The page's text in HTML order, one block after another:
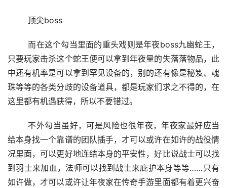
	顶尖boss
只要玩家击杀这个蛇王便可以拿到年夜量的失落落物品，此
中还有机率是可以拿到罕见设备的，别的还有像是秘笈、魂
珠等等的各类分歧的设备道具，都是玩家们求之不得的，在
这里都有机遇获得，所以不要错过。
给本身找一个靠谱的团队插手，才可以或许在如许的战役情
况里面，可以更好地连结本身的平安性，好比说战士可以找
到羽士来加血，法师可以找到战士来庇护本身等等……只有
如许做，才可以或许让年夜家在传奇手游里面都有着更兴奋